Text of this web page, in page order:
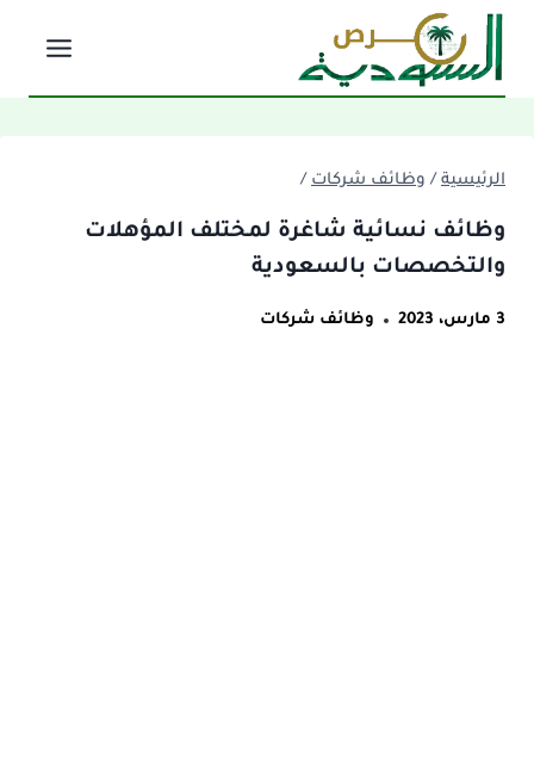
التجاوز
المحتوى
الرئيسية / وظائف شركات /
وظائف نسائية شاغرة لمختلف المؤهلات
والتخصصات بالسعودية
3 مارس، 2023 وظائف شركات